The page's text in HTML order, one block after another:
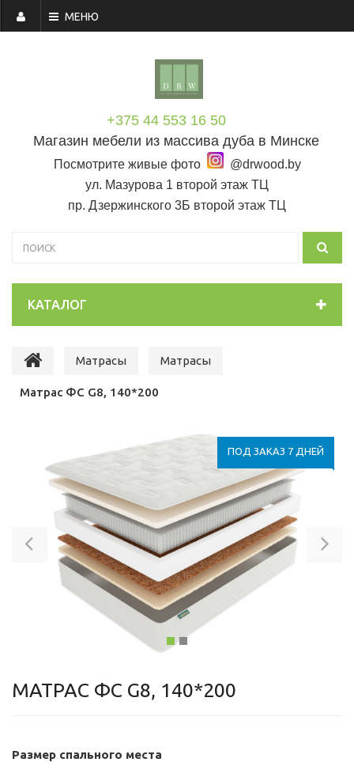
МЕНЮ
+375 44 553 16 50
Магазин мебели из массива дуба в Минске
Посмотрите живые фото
@drwood.by
ул. Мазурова 1 второй этаж ТЦ
пр. Дзержинского 3Б второй этаж ТЦ
КАТАЛОГ
Матрасы Матрасы
Матрас ФС G8, 140*200
ПОД ЗАКАЗ 7 ДНЕЙ
Previous
МАТРАС ФС G8, 140*200
Размер спального места